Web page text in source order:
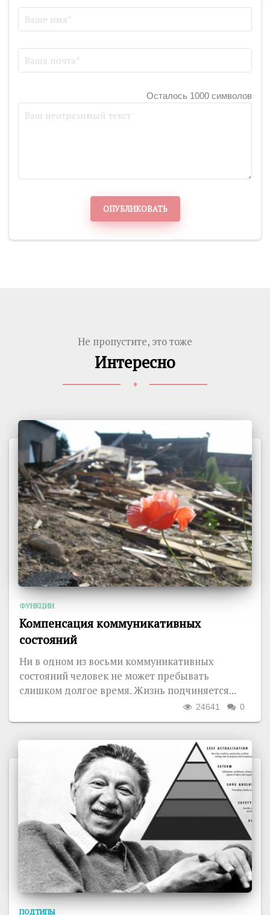
Осталось 1000 символов
ОПУБЛИКОВАТЬ
Не пропустите, это тоже
Интересно
♦
ФУНКЦИИ
Компенсация коммуникативных
состояний
Ни в одном из восьми коммуникативных
состояний человек не может пребывать
слишком долгое время. Жизнь подчиняется...
0
24641
ПОДТИПЫ